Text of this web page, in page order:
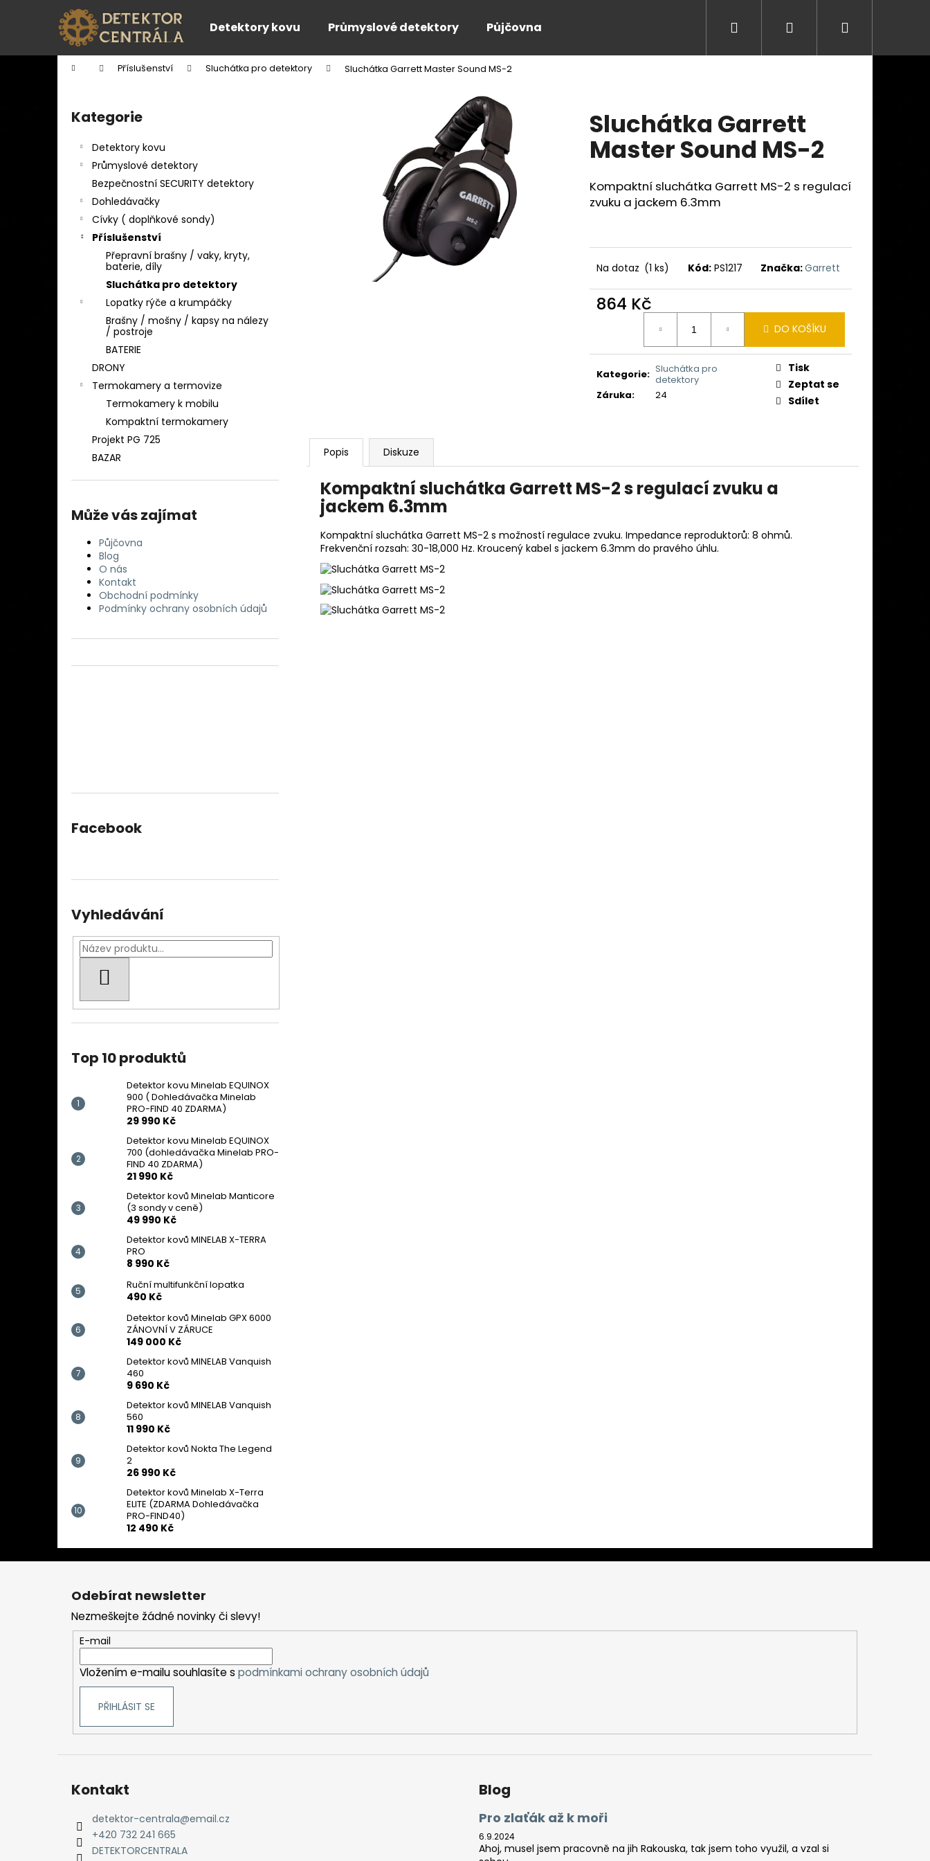
Detektory kovu Průmyslové detektory Půjčovna Přihlášení
Domů Příslušenství Sluchátka pro detektory Sluchátka Garrett Master Sound MS-2
Přeskočit
kategorie
Kategorie
Detektory kovu
Průmyslové detektory
Bezpečnostní SECURITY detektory
Dohledávačky
Cívky ( doplňkové sondy)
Příslušenství
Přepravní brašny / vaky, kryty,
baterie, díly
Sluchátka pro detektory
Lopatky rýče a krumpáčky
Brašny / mošny / kapsy na nálezy
/ postroje
BATERIE
DRONY
Termokamery a termovize
Termokamery k mobilu
Kompaktní termokamery
Projekt PG 725
BAZAR
Může vás zajímat
Půjčovna
Blog
O nás
Kontakt
Obchodní podmínky
Podmínky ochrany osobních údajů
Facebook
Vyhledávání
Top 10 produktů
Detektor kovu Minelab EQUINOX
900 ( Dohledávačka Minelab
PRO-FIND 40 ZDARMA)
29 990 Kč
Detektor kovu Minelab EQUINOX
700 (dohledávačka Minelab PRO-
FIND 40 ZDARMA)
21 990 Kč
Detektor kovů Minelab Manticore
(3 sondy v ceně)
49 990 Kč
Detektor kovů MINELAB X-TERRA
PRO
8 990 Kč
Ruční multifunkční lopatka
490 Kč
Detektor kovů Minelab GPX 6000
ZÁNOVNÍ V ZÁRUCE
149 000 Kč
Detektor kovů MINELAB Vanquish
460
9 690 Kč
Detektor kovů MINELAB Vanquish
560
11 990 Kč
Detektor kovů Nokta The Legend
2
26 990 Kč
Detektor kovů Minelab X-Terra
ELITE (ZDARMA Dohledávačka
PRO-FIND40)
12 490 Kč
Sluchátka Garrett
Master Sound MS-2
Kompaktní sluchátka Garrett MS-2 s regulací
zvuku a jackem 6.3mm
Na dotaz (1 ks) Kód: PS1217 Značka:Garrett
864 Kč
DO KOŠÍKU
Kategorie: Sluchátka pro
detektory
Záruka: 24
Tisk
Zeptat se
Sdílet
Popis Diskuze
Kompaktní sluchátka Garrett MS-2 s regulací zvuku a
jackem 6.3mm
Kompaktní sluchátka Garrett MS-2 s možností regulace zvuku. Impedance reproduktorů: 8 ohmů.
Frekvenční rozsah: 30-18,000 Hz. Kroucený kabel s jackem 6.3mm do pravého úhlu.
í
Zpět
do
Zpět
do
Co potřebujete najít?
HLEDAT
Doporučujeme
DETEKTOR KOVU MINELAB EQUINOX 900
( DOHLEDÁVAČKA MINELAB PRO-FIND
40 ZDARMA)
29 990 Kč
DETEKTOR KOVŮ MINELAB MANTICORE
Z
Odebírat newsletter
Nezmeškejte žádné novinky či slevy!
E-mail
Vložením e-mailu souhlasíte s podmínkami ochrany osobních údajů
PŘIHLÁSIT SE
Kontakt
detektor-centrala@email.cz
+420 732 241 665
DETEKTORCENTRALA
Blog
Pro zlaťák až k moři
6.9.2024
Ahoj, musel jsem pracovně na jih Rakouska, tak jsem toho využil, a vzal si